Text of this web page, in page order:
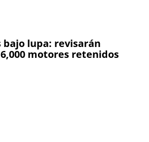
bajo lupa: revisarán
motores retenidos